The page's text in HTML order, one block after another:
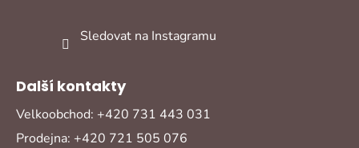
Sledovat na Instagramu
Další kontakty
Velkoobchod: +420 731 443 031
Prodejna: +420 721 505 076